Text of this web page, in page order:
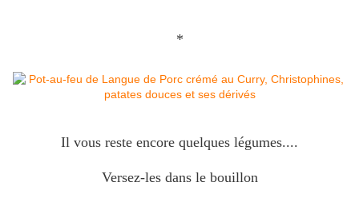
*
Il vous reste encore quelques légumes....
Versez-les dans le bouillon